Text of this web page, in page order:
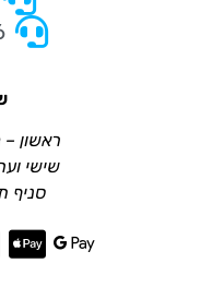
ראשון –
שישי וערבי
סניף